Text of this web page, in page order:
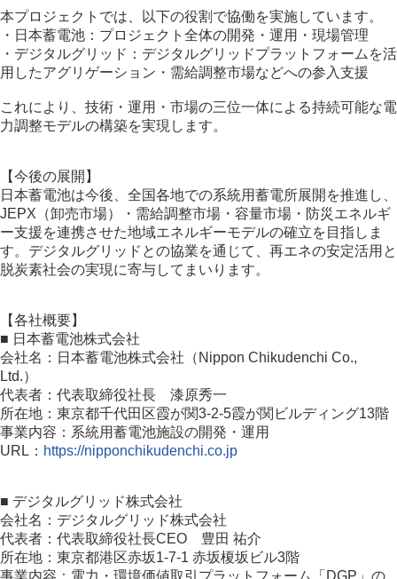
本プロジェクトでは、以下の役割で協働を実施しています。
・日本蓄電池：プロジェクト全体の開発・運用・現場管理
・デジタルグリッド：デジタルグリッドプラットフォームを活
用したアグリゲーション・需給調整市場などへの参入支援
これにより、技術・運用・市場の三位一体による持続可能な電
力調整モデルの構築を実現します。
【今後の展開】
日本蓄電池は今後、全国各地での系統用蓄電所展開を推進し、
JEPX（卸売市場）・需給調整市場・容量市場・防災エネルギ
ー支援を連携させた地域エネルギーモデルの確立を目指しま
す。デジタルグリッドとの協業を通じて、再エネの安定活用と
脱炭素社会の実現に寄与してまいります。
【各社概要】
■ 日本蓄電池株式会社
会社名：日本蓄電池株式会社（Nippon Chikudenchi Co.,
Ltd.）
代表者：代表取締役社長 漆原秀一
所在地：東京都千代田区霞が関3-2-5霞が関ビルディング13階
事業内容：系統用蓄電池施設の開発・運用
URL： https://nipponchikudenchi.co.jp
■ デジタルグリッド株式会社
会社名：デジタルグリッド株式会社
代表者：代表取締役社長CEO 豊田 祐介
所在地：東京都港区赤坂1-7-1 赤坂榎坂ビル3階
事業内容：電力・環境価値取引プラットフォーム「DGP」の